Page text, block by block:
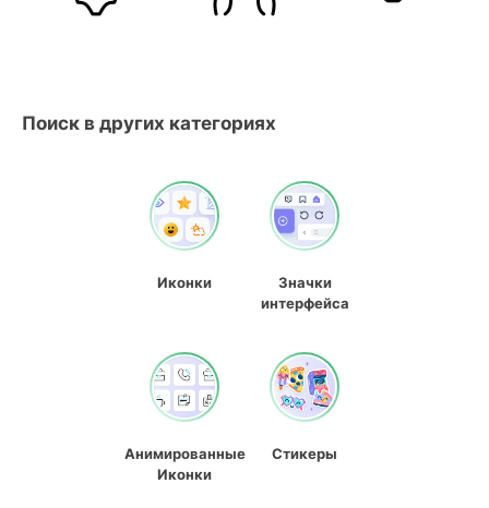
Поиск в других категориях
Иконки
Значки
интерфейса
Анимированные
Иконки
Стикеры